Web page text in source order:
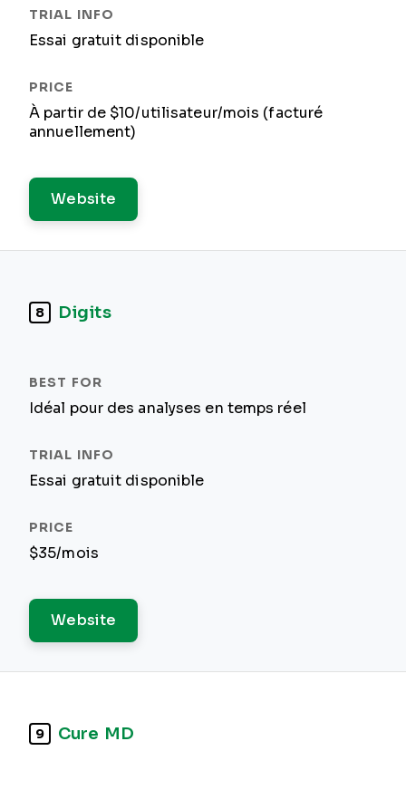
Essai gratuit disponible
À partir de $10/utilisateur/mois (facturé
annuellement)
Website
8 Digits
Idéal pour des analyses en temps réel
Essai gratuit disponible
$35/mois
Website
9 Cure MD